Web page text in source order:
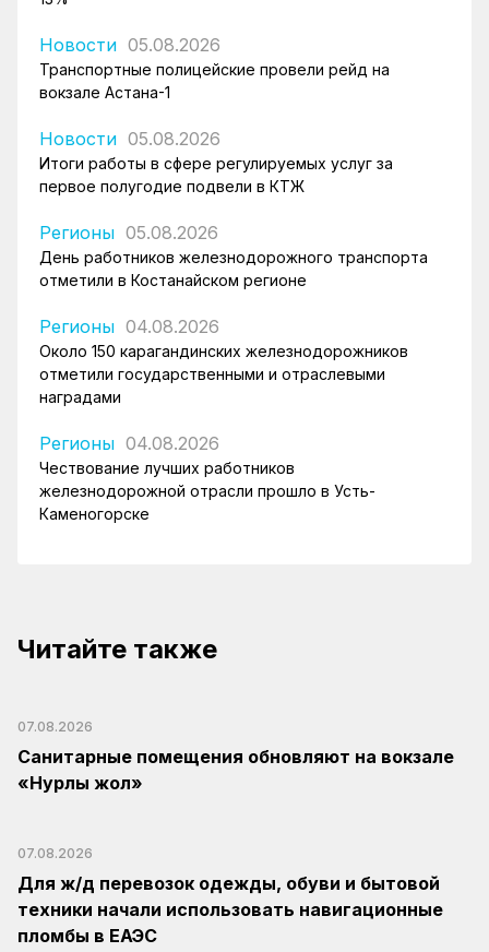
Новости 05.08.2026
Транспортные полицейские провели рейд на
вокзале Астана-1
Новости 05.08.2026
Итоги работы в сфере регулируемых услуг за
первое полугодие подвели в КТЖ
Регионы 05.08.2026
День работников железнодорожного транспорта
отметили в Костанайском регионе
Регионы 04.08.2026
Около 150 карагандинских железнодорожников
отметили государственными и отраслевыми
наградами
Регионы 04.08.2026
Чествование лучших работников
железнодорожной отрасли прошло в Усть-
Каменогорске
Читайте также
07.08.2026
Санитарные помещения обновляют на вокзале
«Нурлы жол»
07.08.2026
Для ж/д перевозок одежды, обуви и бытовой
техники начали использовать навигационные
пломбы в ЕАЭС